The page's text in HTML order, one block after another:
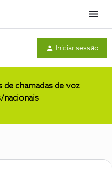
Menu
Iniciar sessão
de chamadas de voz
nacionais